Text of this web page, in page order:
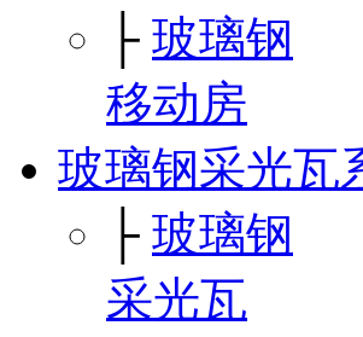
├ 玻璃钢
移动房
玻璃钢采光瓦
├ 玻璃钢
采光瓦